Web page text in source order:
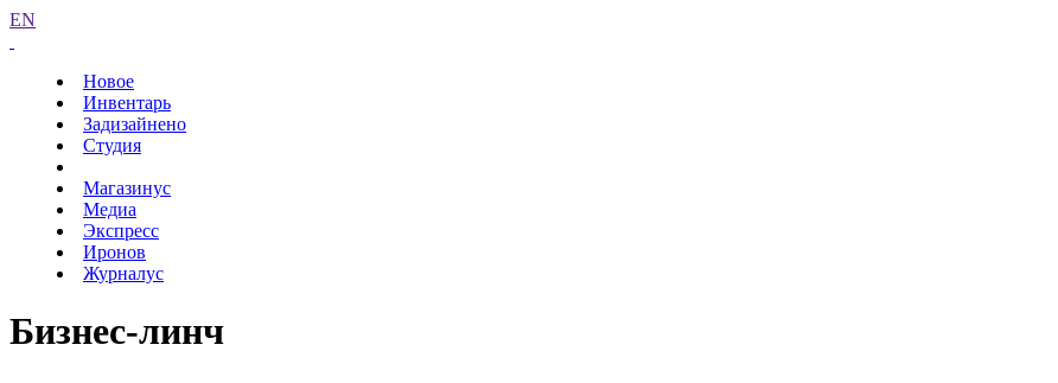
EN
Новое
Инвентарь
Задизайнено
Студия
Магазинус
Медиа
Экспресс
Иронов
Журналус
Бизнес-линч